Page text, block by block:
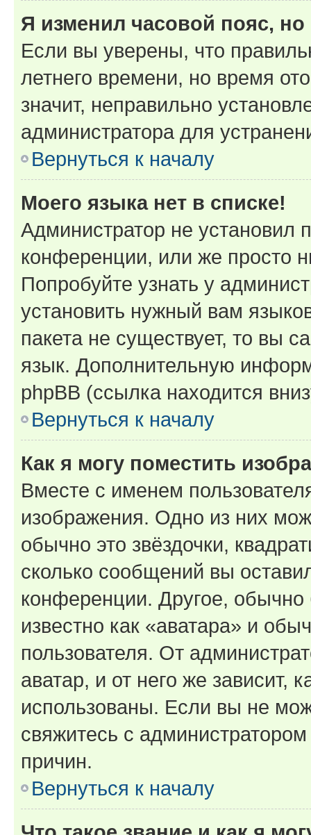
Я изменил часовой пояс,
Если вы уверены, что
летнего времени, но время
значит, неправильно
администратора для
Вернуться к началу
Моего языка нет в списке!
Администратор не установил
конференции, или же просто
Попробуйте узнать у
установить нужный вам
пакета не существует, то вы
язык. Дополнительную
phpBB (ссылка находится
Вернуться к началу
Как я могу поместить
Вместе с именем
изображения. Одно из них
обычно это звёздочки,
сколько сообщений вы
конференции. Другое,
известно как «аватара» и
пользователя. От
аватар, и от него же зависит,
использованы. Если вы не
свяжитесь с
причин.
Вернуться к началу